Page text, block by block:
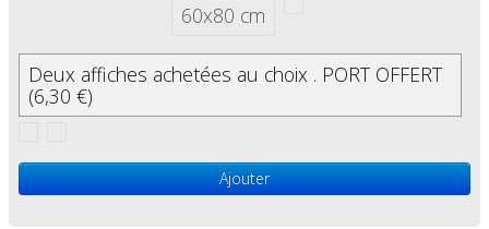
60x80 cm
Deux affiches achetées au choix . PORT OFFERT
(6,30 €)
Ajouter